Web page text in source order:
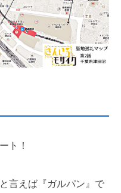
ト！
言えば『ガルパン』で